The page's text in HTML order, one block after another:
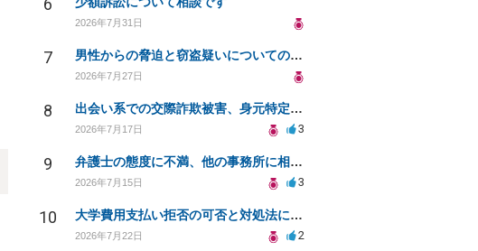
6
2026年7月31日
7 男性からの脅迫と窃盗疑いについての法的対処法
2026年7月27日
8 出会い系での交際詐欺被害、身元特定と返金請求の方法は？
2026年7月17日 3
9 弁護士の態度に不満、他の事務所に相談すべきか？
2026年7月15日 3
10 大学費用支払い拒否の可否と対処法について知りたい
2026年7月22日 2